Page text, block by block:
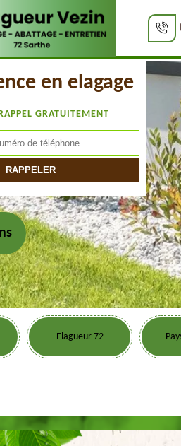
en elagage
GRATUITEMENT
Elagueur 72